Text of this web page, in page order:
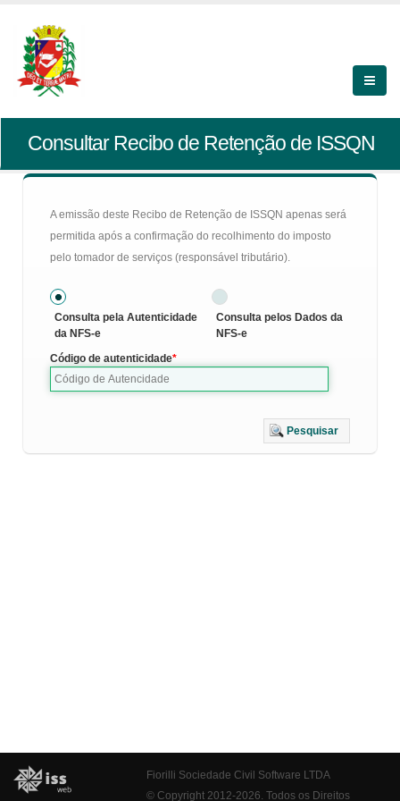
Consultar Recibo de Retenção de ISSQN
A emissão deste Recibo de Retenção de ISSQN apenas será
permitida após a confirmação do recolhimento do imposto
pelo tomador de serviços (responsável tributário).
Consulta pela Autenticidade
da NFS-e
Consulta pelos Dados da
NFS-e
Código de autenticidade
Pesquisar
Fiorilli Sociedade Civil Software LTDA
© Copyright 2012-2026. Todos os Direitos